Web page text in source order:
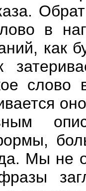
в
как
слово
Мы не